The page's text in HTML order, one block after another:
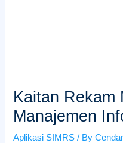
Kaitan Rekam
Manajemen
Aplikasi SIMRS / By